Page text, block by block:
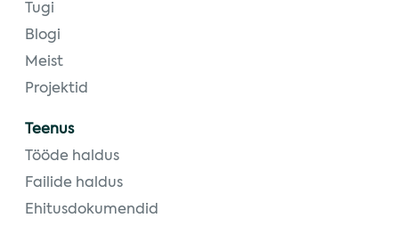
Tugi
Blogi
Meist
Projektid
Teenus
Tööde haldus
Failide haldus
Ehitusdokumendid